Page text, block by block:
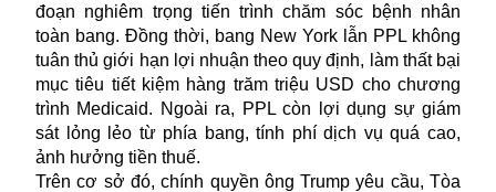
đoạn nghiêm trọng tiến trình chăm sóc bệnh nhân
toàn bang. Đồng thời, bang New York lẫn PPL không
tuân thủ giới hạn lợi nhuận theo quy định, làm thất bại
mục tiêu tiết kiệm hàng trăm triệu USD cho chương
trình Medicaid. Ngoài ra, PPL còn lợi dụng sự giám
sát lỏng lẻo từ phía bang, tính phí dịch vụ quá cao,
ảnh hưởng tiền thuế.
Trên cơ sở đó, chính quyền ông Trump yêu cầu, Tòa